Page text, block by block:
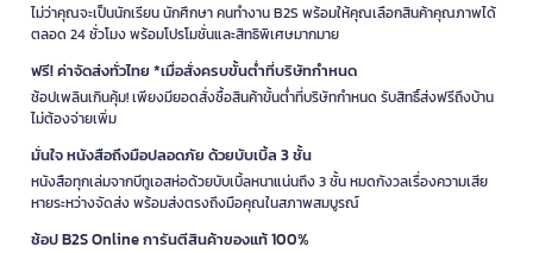
ไม่ว่าคุณจะเป็นนักเรียน นักศึกษา คนทำงาน B2S พร้อมให้คุณเลือกสินค้าคุณภาพได้
ตลอด 24 ชั่วโมง พร้อมโปรโมชั่นและสิทธิพิเศษมากมาย
ฟรี! ค่าจัดส่งทั่วไทย *เมื่อสั่งครบขั้นต่ำที่บริษัทกำหนด
ช้อปเพลินเกินคุ้ม! เพียงมียอดสั่งซื้อสินค้าขั้นต่ำที่บริษัทกำหนด รับสิทธิ์ส่งฟรีถึงบ้าน
ไม่ต้องจ่ายเพิ่ม
มั่นใจ หนังสือถึงมือปลอดภัย ด้วยบับเบิ้ล 3 ชั้น
หนังสือทุกเล่มจากบีทูเอสห่อด้วยบับเบิ้ลหนาแน่นถึง 3 ชั้น หมดกังวลเรื่องความเสีย
หายระหว่างจัดส่ง พร้อมส่งตรงถึงมือคุณในสภาพสมบูรณ์
ช้อป B2S Online การันตีสินค้าของแท้ 100%